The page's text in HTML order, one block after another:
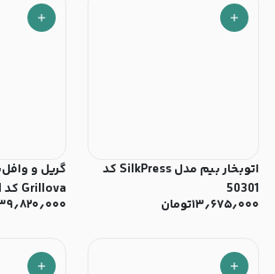
اتوبخار بیم مدل SilkPress کد
50301
۱۳٫۶۷۵٫۰۰۰تومان
گریل و
Grillova کد 10301